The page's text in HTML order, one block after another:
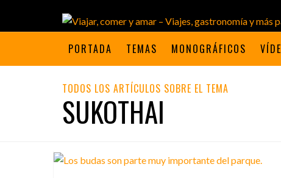
PORTADA TEMAS MONOGRÁFICOS
TODOS LOS ARTÍCULOS SOBRE EL TEMA
SUKOTHAI